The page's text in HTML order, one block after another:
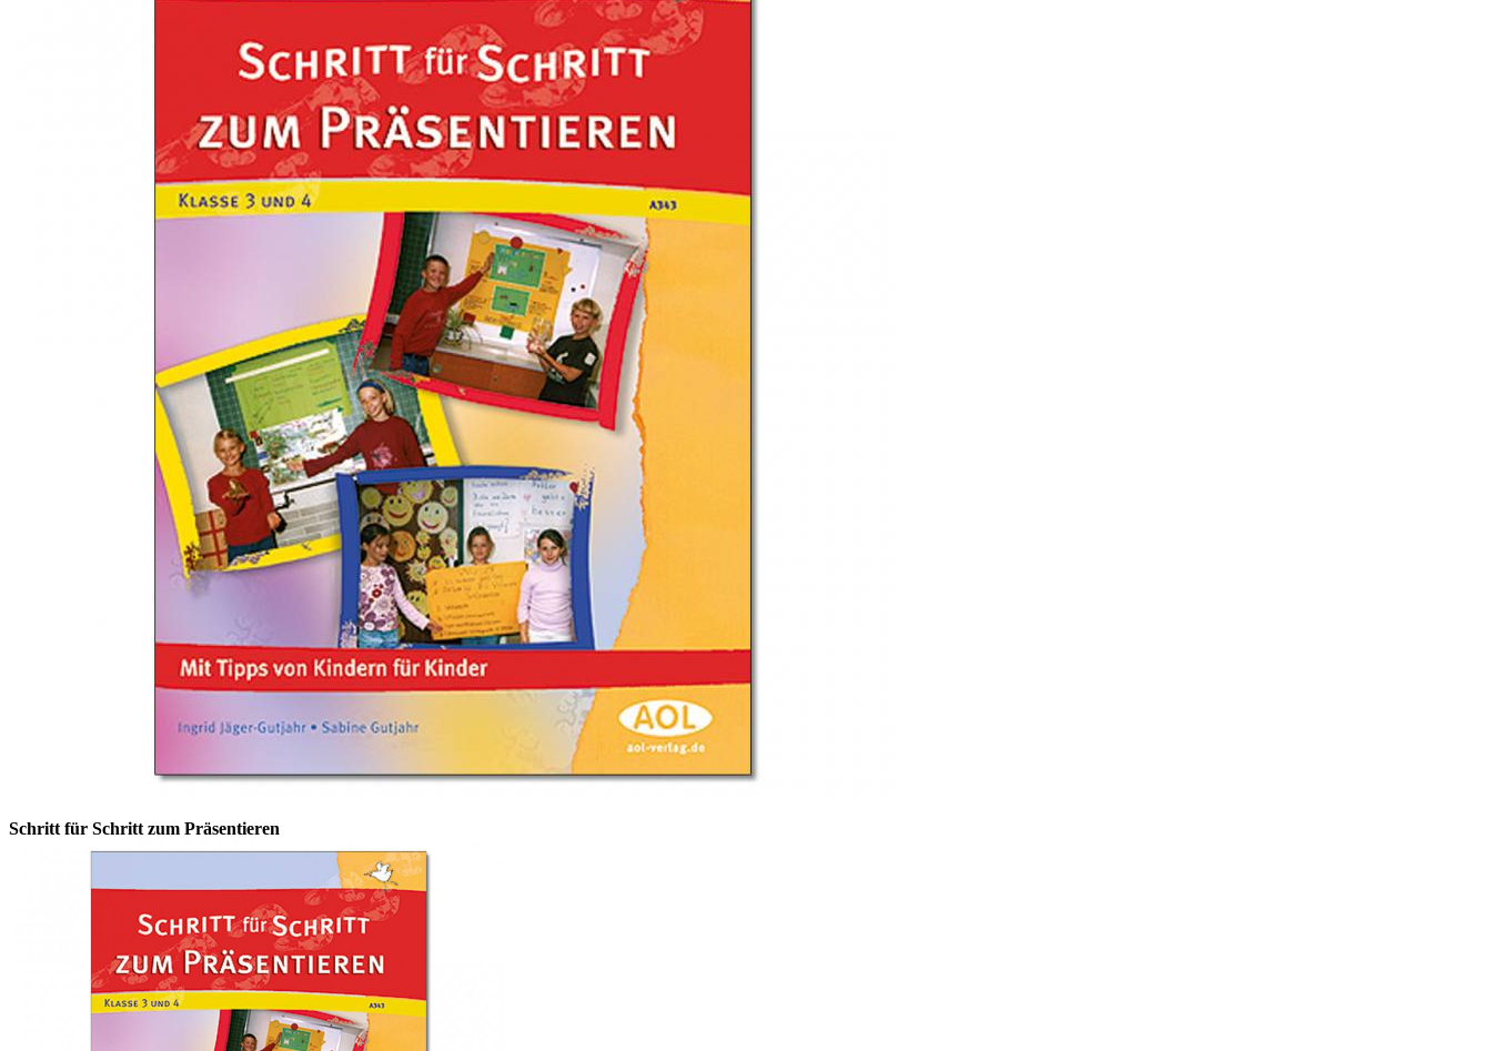
Schritt für Schritt zum Präsentieren